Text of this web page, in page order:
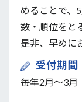
めることで、
数・順位をと
是非、早めに
受付期間
毎年2月〜3月